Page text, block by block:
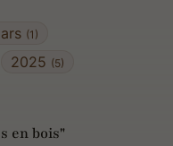
(1)
2025 (5)
en bois"